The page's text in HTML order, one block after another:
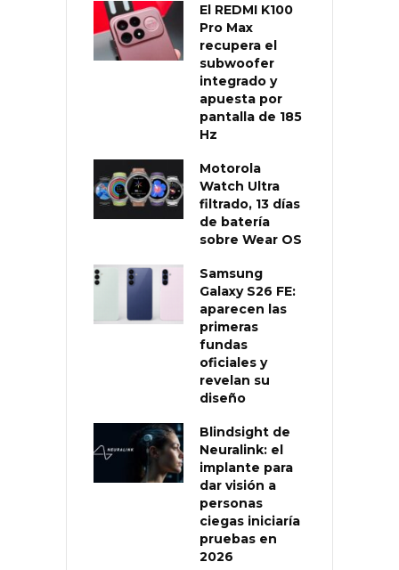
El REDMI K100
Pro Max
recupera el
subwoofer
integrado y
apuesta por
pantalla de 185
Hz
Motorola
Watch Ultra
filtrado, 13 días
de batería
sobre Wear OS
Samsung
Galaxy S26 FE:
aparecen las
primeras
fundas
oficiales y
revelan su
diseño
Blindsight de
Neuralink: el
implante para
dar visión a
personas
ciegas iniciaría
pruebas en
2026